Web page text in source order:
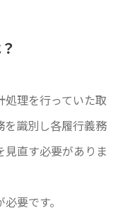
理を行っていた取
を識別し各履行義務
見直す必要がありま
要です。